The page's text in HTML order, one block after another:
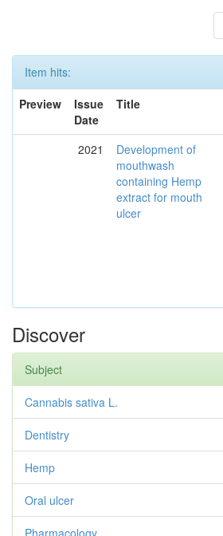
Item hits:
Preview
Issue
Date
Title
2021
Development of
mouthwash
containing Hemp
extract for mouth
ulcer
Discover
Subject
Cannabis sativa L.
Dentistry
Hemp
Oral ulcer
Pharmacology